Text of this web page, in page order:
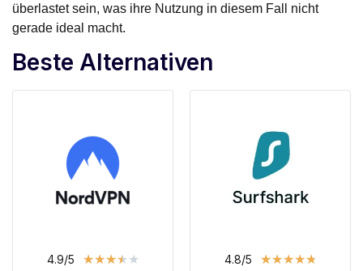
überlastet sein, was ihre Nutzung in diesem Fall nicht
gerade ideal macht.
Beste Alternativen
4.9/5 ★★★★★ 4.8/5 ★★★★★